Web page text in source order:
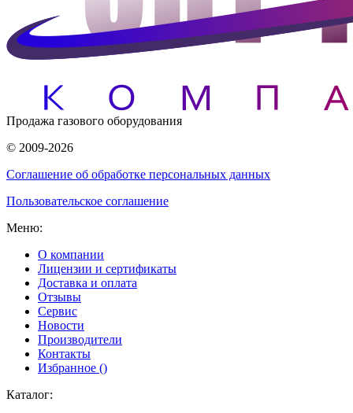
Продажа газового оборудования
© 2009-2026
Соглашение об обработке персональных данных
Пользовательское соглашение
Меню:
О компании
Лицензии и сертификаты
Доставка и оплата
Отзывы
Сервис
Новости
Производители
Контакты
Избранное ()
Каталог: